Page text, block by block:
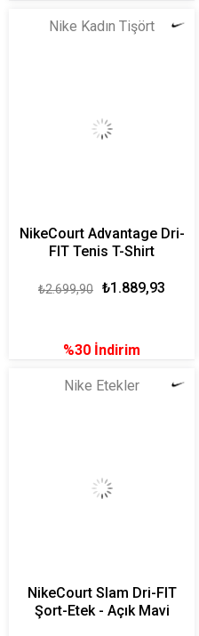
Nike Kadın Tişört
NikeCourt Advantage Dri-
FIT Tenis T-Shirt
₺1.889,93
₺2.699,90
%30 İndirim
Nike Etekler
NikeCourt Slam Dri-FIT
Şort-Etek - Açık Mavi